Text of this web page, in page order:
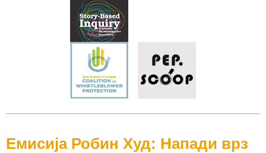
Емисија Робин Худ: Напади врз